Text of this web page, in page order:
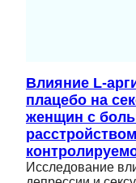
Влияние L-
плацебо на
женщин с
Исследование